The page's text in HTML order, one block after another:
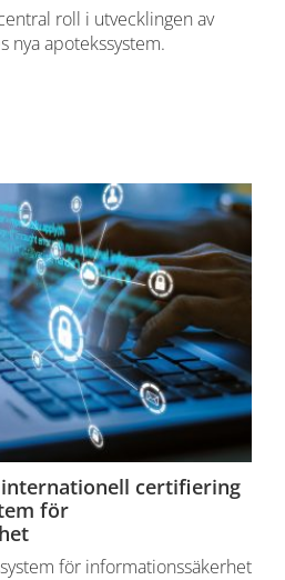
roll i utvecklingen av
nya apotekssystem.
certifiering
för
för informationssäkerhet